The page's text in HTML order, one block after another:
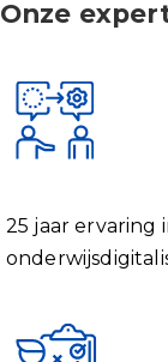
Onze
25 jaar ervaring